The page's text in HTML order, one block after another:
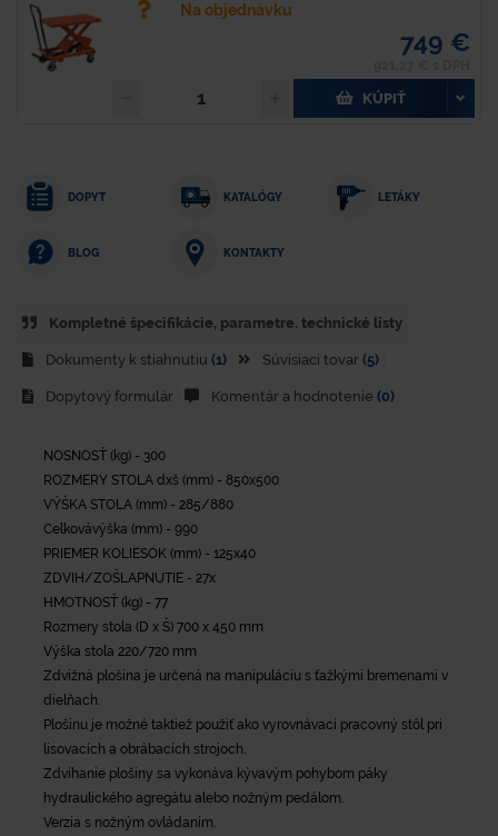
Na objednávku
749 €
KÚPIŤ
DOPYT KATALÓGY LETÁKY
BLOG KONTAKTY
Kompletné špecifikácie, parametre. technické listy
Dokumenty k stiahnutiu (1) Súvisiaci tovar (5)
Dopytový formulár Komentár a hodnotenie (0)
NOSNOSŤ (kg) - 300
ROZMERY STOLA dxš (mm) - 850x500
VÝŠKA STOLA (mm) - 285/880
Celkovávýška (mm) - 990
PRIEMER KOLIESOK (mm) - 125x40
ZDVIH/ZOŠLAPNUTIE - 27x
HMOTNOSŤ (kg) - 77
Rozmery stola (D x Š) 700 x 450 mm
Výška stola 220/720 mm
Zdvižná plošina je určená na manipuláciu s ťažkými bremenami v
dielňach.
Plošinu je možné taktiež použiť ako vyrovnávací pracovný stôl pri
lisovacích a obrábacích strojoch.
Zdvíhanie plošiny sa vykonáva kývavým pohybom páky
hydraulického agregátu alebo nožným pedálom.
Verzia s nožným ovládaním.